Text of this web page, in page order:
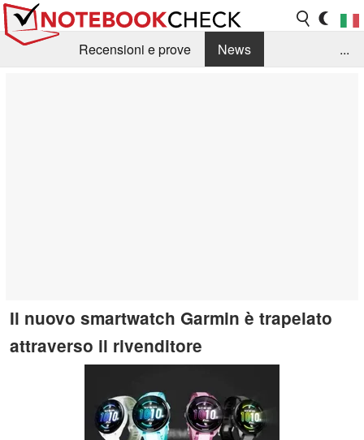
Recensioni e prove
News
...
Il nuovo smartwatch Garmin è trapelato
attraverso il rivenditore